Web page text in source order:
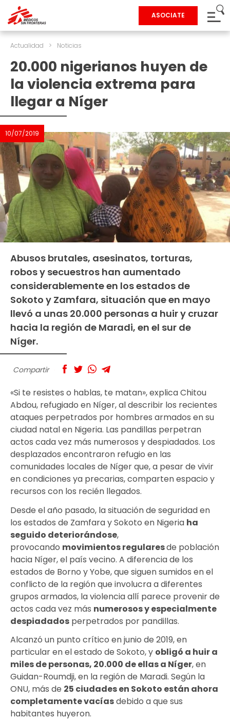
ASOCIATE
Actualidad > Noticias
20.000 nigerianos huyen de
la violencia extrema para
llegar a Níger
10/07/2019
Abusos brutales, asesinatos, torturas,
robos y secuestros han aumentado
considerablemente en los estados de
Sokoto y Zamfara, situación que en mayo
llevó a unas 20.000 personas a huir y cruzar
hacia la región de Maradi, en el sur de
Níger.
Compartir
«Si te resistes o hablas, te matan», explica Chitou
Abdou, refugiado en Níger, al describir los recientes
ataques perpetrados por hombres armados en su
ciudad natal en Nigeria. Las pandillas perpetran
actos cada vez más numerosos y despiadados. Los
desplazados encontraron refugio en las
comunidades locales de Nígerque, a pesar de vivir
en condiciones ya precarias, comparten espacio y
recursos con los recién llegados.
Desde el año pasado, la situación de seguridad en
los estados de Zamfara y Sokoto en Nigeria ha
seguido deteriorándose,
provocando movimientos regularesde población
hacia Níger, el país vecino. A diferencia de los
estados de Borno y Yobe, que siguen sumidos en el
conflicto de la región que involucra a diferentes
grupos armados, la violencia allí parece provenir de
actos cada vez más numerosos yespecialmente
despiadados perpetrados por pandillas.
Alcanzó un punto crítico en junio de 2019, en
particular en el estado de Sokoto, y obligó a huir a
miles de personas, 20.000 de ellas a Níger, en
Guidan-Roumdji, en la región de Maradi. Según la
ONU, más de 25 ciudades en Sokoto están ahora
completamente vacíasdebido a que sus
habitantes huyeron.